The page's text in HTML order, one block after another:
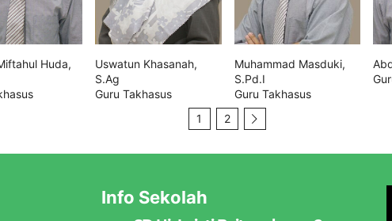
Huda,
Uswatun Khasanah,
S.Ag
Guru Takhasus
Muhammad Masduki,
S.Pd.I
Guru Takhasus
1 2
Info Sekolah